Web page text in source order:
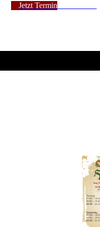
Jetzt Termin vereinbaren